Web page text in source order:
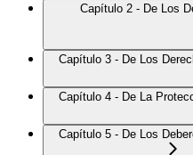
Capítulo 2 - De Los
Capítulo 3 - De Los
Capítulo 4 - De La
Capítulo 5 - De Los